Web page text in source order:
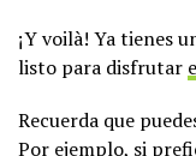
¡Y voilà! Ya tienes
listo para disfrutar
Recuerda que
Por ejemplo, si